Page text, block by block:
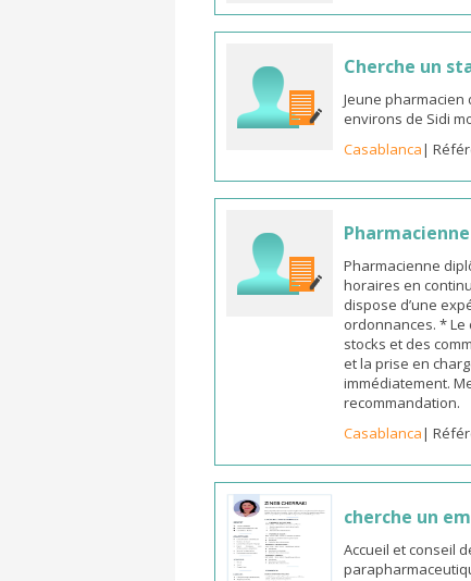
Cherche un
Jeune
environs de Sidi
Casablanca|
Pharmacienne
horaires en
dispose d’une
ordonnances. * Le
stocks et des
et la prise en
immédiatement.
recommandation.
Casablanca|
cherche un
Accueil et conseil